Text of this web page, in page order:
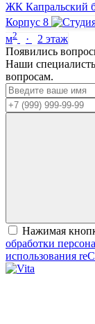
ЖК Капральский
Корпус 8
м2 ·
2 этаж
Появились
Наши
вопросам.
Нажимая
обработки
использования